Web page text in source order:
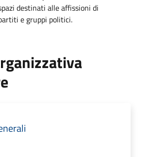
destinati alle affissioni di
e gruppi politici.